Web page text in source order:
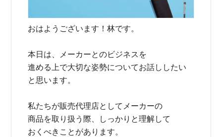
おはようございます！林です。
本日は、メーカーとのビジネスを
進める上で大切な姿勢についてお話ししたい
と思います。
私たちが販売代理店としてメーカーの
商品を取り扱う際、しっかりと理解して
おくべきことがあります。